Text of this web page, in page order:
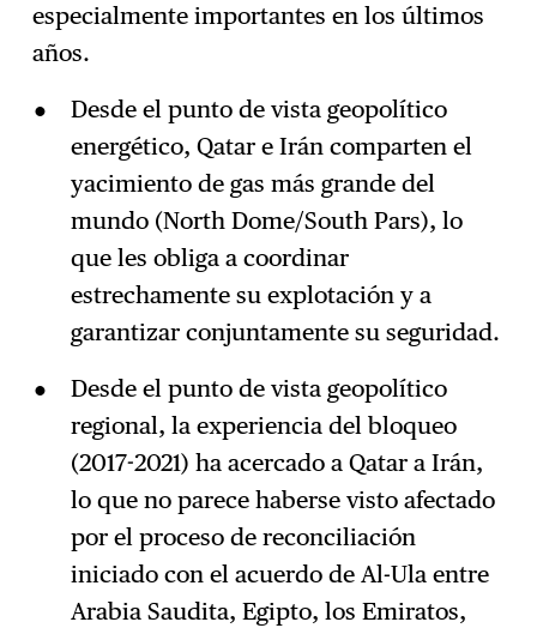
especialmente importantes en los últimos
años.
Desde el punto de vista geopolítico
energético, Qatar e Irán comparten el
yacimiento de gas más grande del
mundo (North Dome/South Pars), lo
que les obliga a coordinar
estrechamente su explotación y a
garantizar conjuntamente su seguridad.
Desde el punto de vista geopolítico
regional, la experiencia del bloqueo
(2017-2021) ha acercado a Qatar a Irán,
lo que no parece haberse visto afectado
por el proceso de reconciliación
iniciado con el acuerdo de Al-Ula entre
Arabia Saudita, Egipto, los Emiratos,